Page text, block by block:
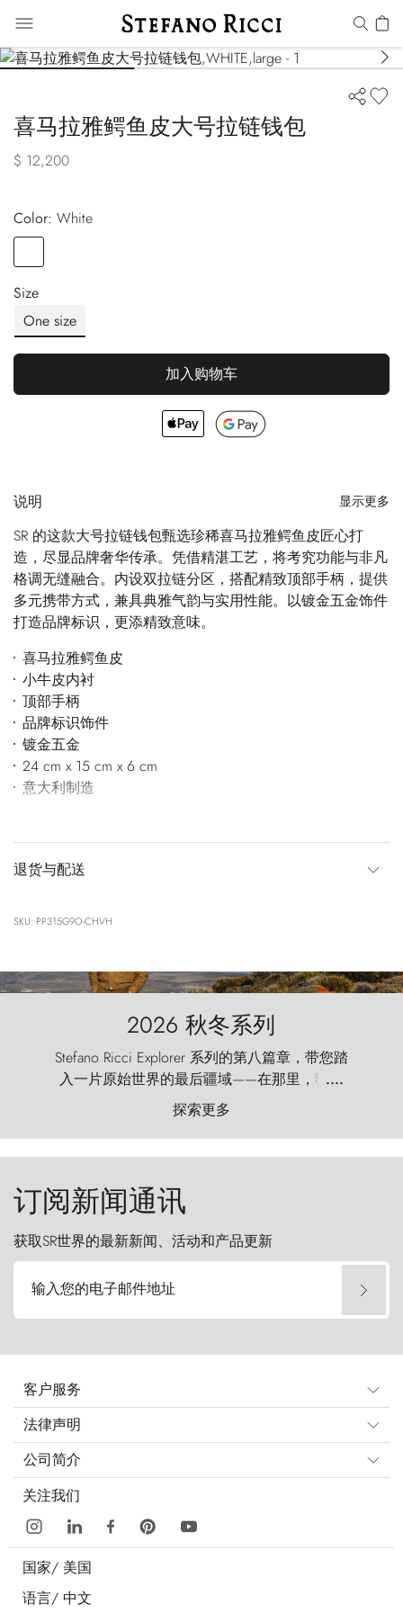
喜马拉雅鳄鱼皮大号拉链钱包
$ 12,200
Color:
white
Size
One size
加入购物车
说明 显示更多
SR 的这款大号拉链钱包甄选珍稀喜马拉雅鳄鱼皮匠心打
造，尽显品牌奢华传承。凭借精湛工艺，将考究功能与非凡
格调无缝融合。内设双拉链分区，搭配精致顶部手柄，提供
多元携带方式，兼具典雅气韵与实用性能。以镀金五金饰件
打造品牌标识，更添精致意味。
喜马拉雅鳄鱼皮
小牛皮内衬
顶部手柄
品牌标识饰件
镀金五金
24 cm x 15 cm x 6 cm
意大利制造
退货与配送
SKU: PP315G9O-CHVH
2026 秋冬系列
Stefano Ricci Explorer 系列的第八篇章，带您踏
入一片原始世界的最后疆域——在那里，狂风
以远古的怒号雕琢着自然，而百内塔（Torres
del Paine）则宛如石砌的哨兵，傲然向苍穹发
起挑战。
....
探索更多
订阅新闻通讯
获取SR世界的最新新闻、活动和产品更新
输入您的电子邮件地址
客户服务
法律声明
公司简介
关注我们
国家/ 美国
语言/ 中文